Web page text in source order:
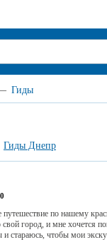
Гиды
Гиды Днепр
0
по нашему
город, и мне хочется
и стараюсь, чтобы мои